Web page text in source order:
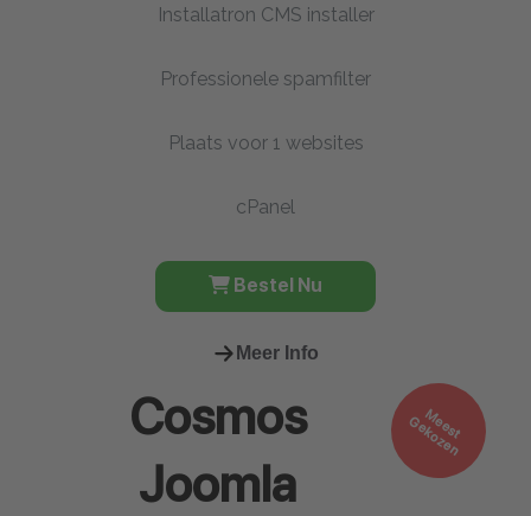
Installatron CMS installer
Professionele spamfilter
Plaats voor 1 websites
cPanel
Bestel Nu
Meer Info
M
e
e
s
t
G
e
k
o
z
e
n
Cosmos
Joomla